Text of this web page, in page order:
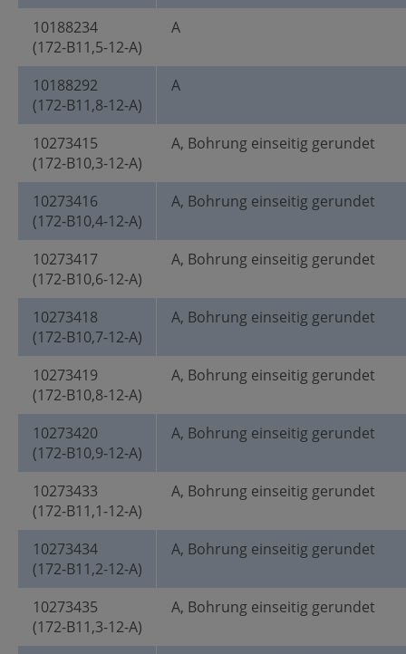
10188234
(172-B11,5-12-A)
A
10188292
(172-B11,8-12-A)
A
10273415
(172-B10,3-12-A)
A, Bohrung einseitig gerundet
10273416
(172-B10,4-12-A)
A, Bohrung einseitig gerundet
10273417
(172-B10,6-12-A)
A, Bohrung einseitig gerundet
10273418
(172-B10,7-12-A)
A, Bohrung einseitig gerundet
10273419
(172-B10,8-12-A)
A, Bohrung einseitig gerundet
10273420
(172-B10,9-12-A)
A, Bohrung einseitig gerundet
10273433
(172-B11,1-12-A)
A, Bohrung einseitig gerundet
10273434
(172-B11,2-12-A)
A, Bohrung einseitig gerundet
10273435
(172-B11,3-12-A)
A, Bohrung einseitig gerundet